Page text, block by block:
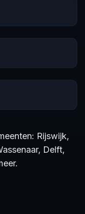
Rijswijk,
Delft,